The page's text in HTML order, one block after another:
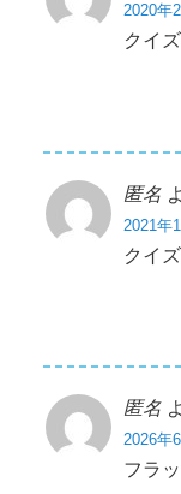
2020年
クイ
匿名
2021年
クイ
匿名
2026年
フラ